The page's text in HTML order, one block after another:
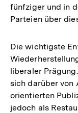
fünfziger und in
Parteien über
Die wichtigste
liberaler
sich darüber von
orientierten
jedoch als